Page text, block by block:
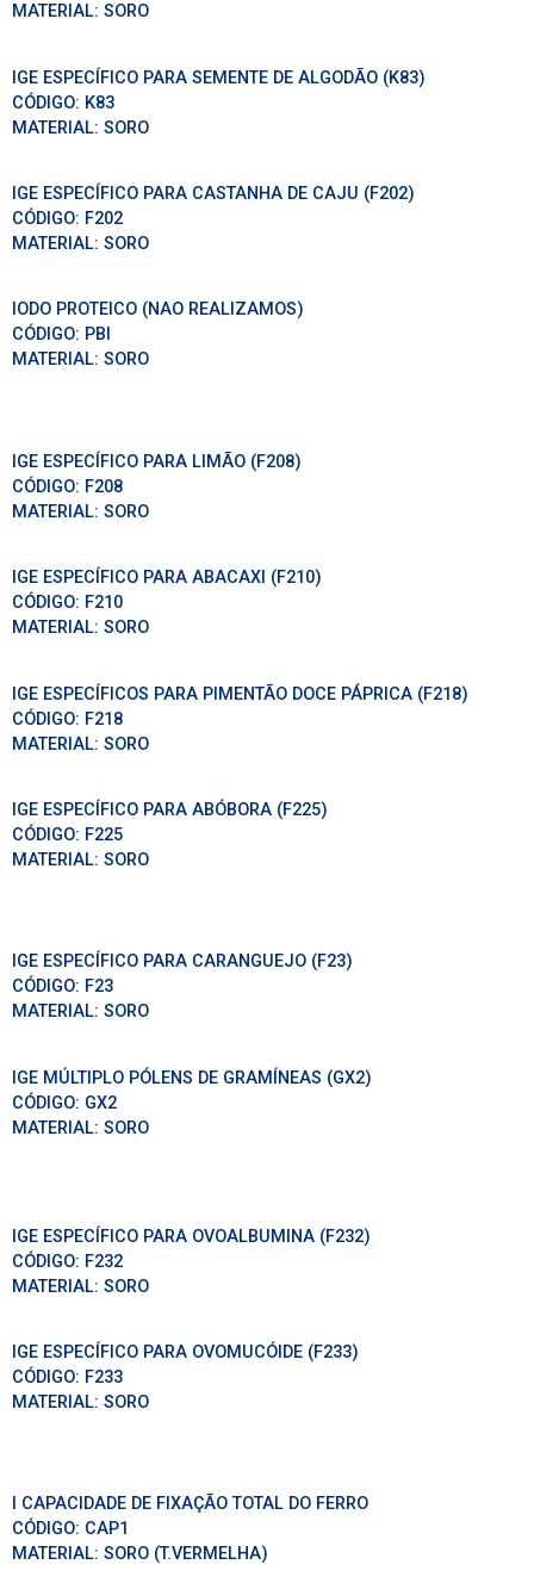
MATERIAL: SORO
IGE ESPECÍFICO PARA SEMENTE DE ALGODÃO (K83)
CÓDIGO: K83
MATERIAL: SORO
IGE ESPECÍFICO PARA CASTANHA DE CAJU (F202)
CÓDIGO: F202
MATERIAL: SORO
IODO PROTEICO (NAO REALIZAMOS)
CÓDIGO: PBI
MATERIAL: SORO
IGE ESPECÍFICO PARA LIMÃO (F208)
CÓDIGO: F208
MATERIAL: SORO
IGE ESPECÍFICO PARA ABACAXI (F210)
CÓDIGO: F210
MATERIAL: SORO
IGE ESPECÍFICOS PARA PIMENTÃO DOCE PÁPRICA (F218)
CÓDIGO: F218
MATERIAL: SORO
IGE ESPECÍFICO PARA ABÓBORA (F225)
CÓDIGO: F225
MATERIAL: SORO
IGE ESPECÍFICO PARA CARANGUEJO (F23)
CÓDIGO: F23
MATERIAL: SORO
IGE MÚLTIPLO PÓLENS DE GRAMÍNEAS (GX2)
CÓDIGO: GX2
MATERIAL: SORO
IGE ESPECÍFICO PARA OVOALBUMINA (F232)
CÓDIGO: F232
MATERIAL: SORO
IGE ESPECÍFICO PARA OVOMUCÓIDE (F233)
CÓDIGO: F233
MATERIAL: SORO
I CAPACIDADE DE FIXAÇÃO TOTAL DO FERRO
CÓDIGO: CAP1
MATERIAL: SORO (T.VERMELHA)